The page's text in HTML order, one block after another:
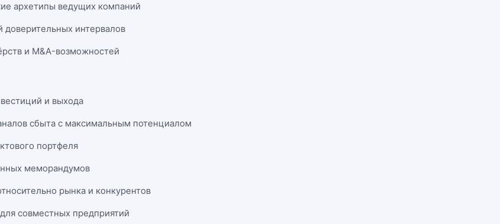
архетипы ведущих компаний
доверительных интервалов
и M&A-возможностей
и выхода
сбыта с максимальным потенциалом
портфеля
меморандумов
рынка и конкурентов
совместных предприятий